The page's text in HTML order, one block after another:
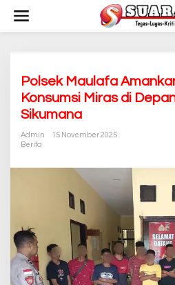
w
Polsek Maulafa
Konsumsi Miras di
Sikumana
Admin
15 November 2025
Berita